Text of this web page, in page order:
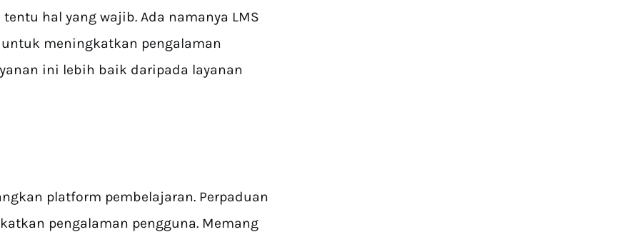
hal yang wajib. Ada namanya LMS
meningkatkan pengalaman
ini lebih baik daripada layanan
platform pembelajaran. Perpaduan
pengalaman pengguna. Memang